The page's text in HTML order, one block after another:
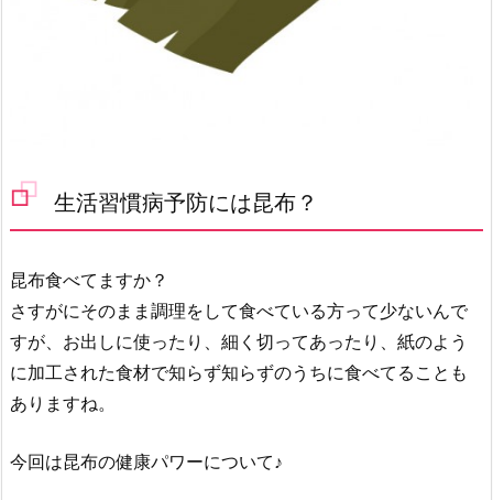
生活習慣病予防には昆布？
昆布食べてますか？
さすがにそのまま調理をして食べている方って少ないんで
すが、お出しに使ったり、細く切ってあったり、紙のよう
に加工された食材で知らず知らずのうちに食べてることも
ありますね。
今回は昆布の健康パワーについて♪